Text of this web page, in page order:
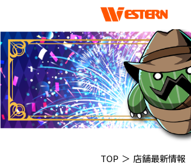
TOP ＞ 店舗最新情報